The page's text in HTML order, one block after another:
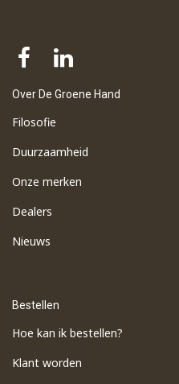
Over De Groene Hand
Filosofie
Duurzaamheid
Onze merken
Dealers
Nieuws
Bestellen
Hoe kan ik bestellen?
Klant worden